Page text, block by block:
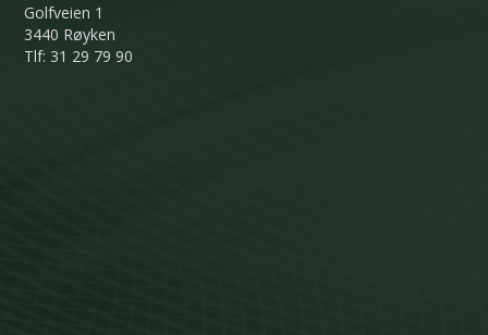
Golfveien 1
3440 Røyken
Tlf: 31 29 79 90